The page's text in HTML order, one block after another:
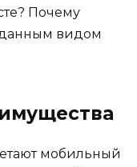
Почему
данным видом
мобильный